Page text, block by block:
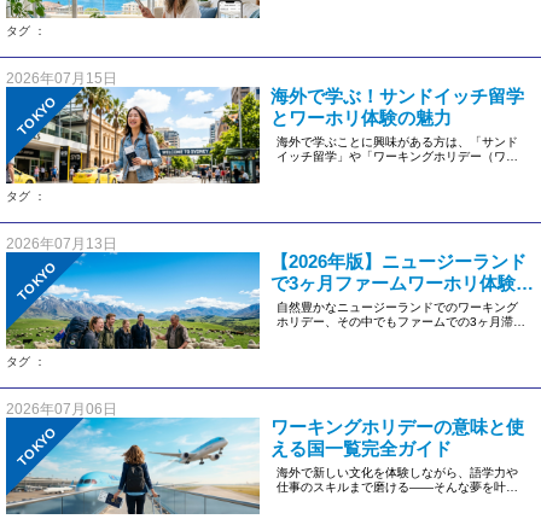
タグ ：
2026年07月15日
TOKYO
海外で学ぶ！サンドイッチ留学
とワーホリ体験の魅力
海外で学ぶことに興味がある方は、「サンド
イッチ留学」や「ワーキングホリデー（ワー
タグ ：
2026年07月13日
TOKYO
【2026年版】ニュージーランド
で3ヶ月ファームワーホリ体験ガ
イド
自然豊かなニュージーランドでのワーキング
ホリデー、その中でもファームでの3ヶ月滞在
タグ ：
2026年07月06日
TOKYO
ワーキングホリデーの意味と使
える国一覧完全ガイド
海外で新しい文化を体験しながら、語学力や
仕事のスキルまで磨ける——そんな夢を叶え